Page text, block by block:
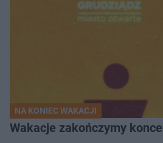
NA KONIEC WAKACJI
Wakacje zakończymy